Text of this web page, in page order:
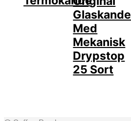
Glaskande
Med
Mekanisk
Drypstop
25 Sort